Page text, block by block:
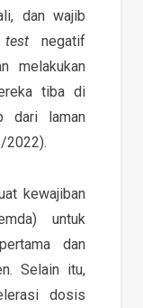
dan wajib
negatif
melakukan
tiba di
dari laman
2022).
kewajiban
untuk
dan
Selain itu,
dosis